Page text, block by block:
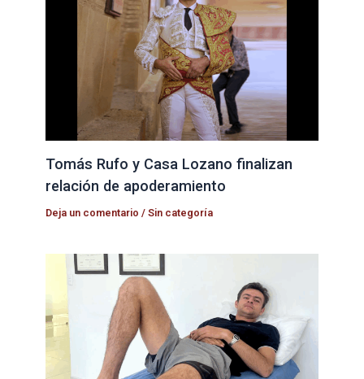
Tomás Rufo y Casa Lozano finalizan
relación de apoderamiento
Deja un comentario /Sin categoría